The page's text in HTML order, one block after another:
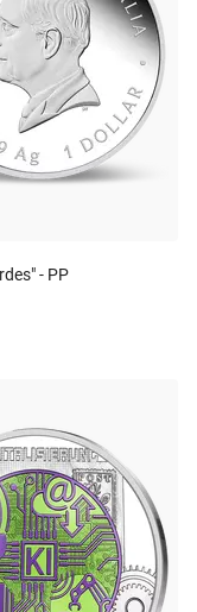
- PP